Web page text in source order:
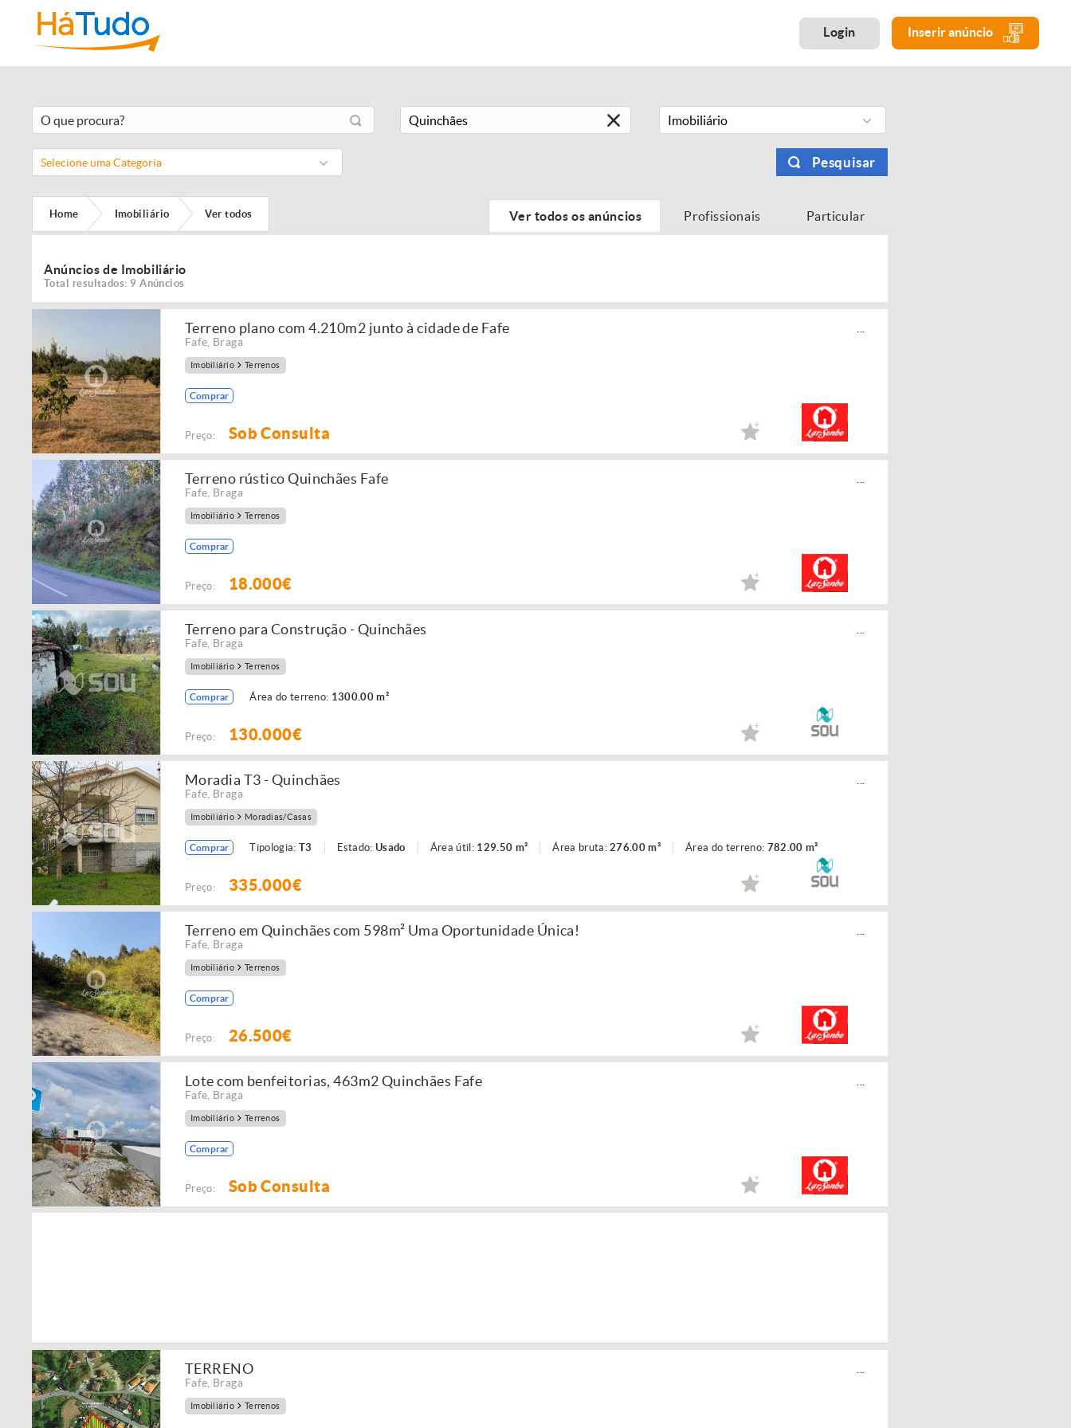
Login Inserir anúncio
Imobiliário
Selecione uma Categoria Pesquisar
Home Imobiliário Ver todos Ver todos os anúncios Profissionais Particular
Anúncios de Imobiliário
Total resultados: 9 Anúncios
Terreno plano com 4.210m2 junto à cidade de Fafe
Fafe Braga
Imobiliário Terrenos
Comprar
Preço: Sob Consulta
Terreno rústico Quinchães Fafe
Fafe Braga
Imobiliário Terrenos
Comprar
Preço: 18.000€
Terreno para Construção - Quinchães
Fafe Braga
Imobiliário Terrenos
Comprar Área do terreno: 1300.00 m²
Preço: 130.000€
Moradia T3 - Quinchães
Fafe Braga
Imobiliário Moradias/Casas
Comprar Tipologia: T3 Estado:Usado Área útil: 129.50 m² Área bruta:276.00 m² Área do terreno: 782.00 m²
Preço: 335.000€
Terreno em Quinchães com 598m² Uma Oportunidade Única!
Fafe Braga
Imobiliário Terrenos
Comprar
Preço: 26.500€
Lote com benfeitorias, 463m2 Quinchães Fafe
Fafe Braga
Imobiliário Terrenos
Comprar
Preço: Sob Consulta
TERRENO
Fafe Braga
Imobiliário Terrenos